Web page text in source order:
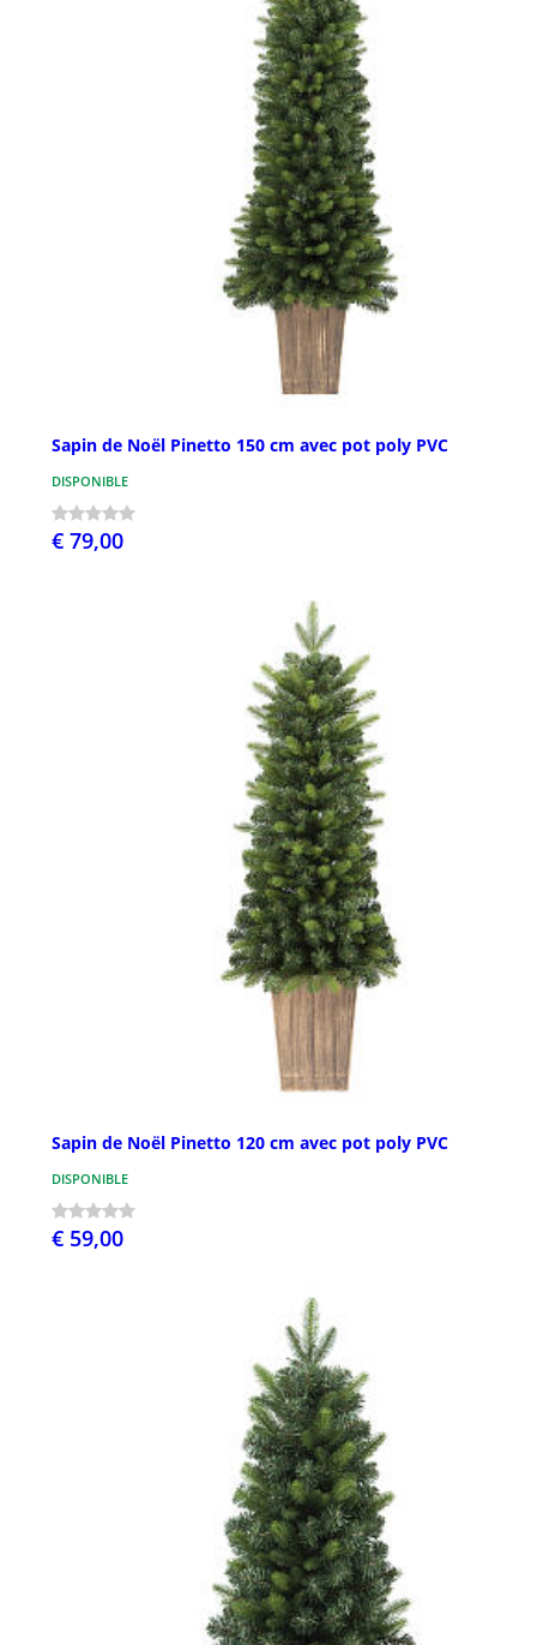
Sapin de Noël Pinetto 150 cm avec pot poly PVC
DISPONIBLE
€ 79,00
Sapin de Noël Pinetto 120 cm avec pot poly PVC
DISPONIBLE
€ 59,00